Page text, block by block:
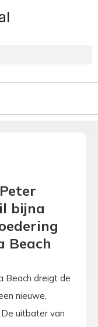
bijna
Beach
Beach dreigt de
nieuwe,
uitbater van